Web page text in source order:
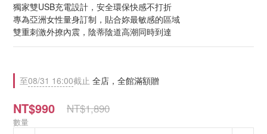
獨家雙USB充電設計，安全環保快感不打折
專為亞洲女性量身訂制，貼合妳最敏感的區域
雙重刺激外撩內震，陰蒂陰道高潮同時到達
至08/31 16:00截止 全店，全館滿額贈
NT$990 NT$1,890
數量